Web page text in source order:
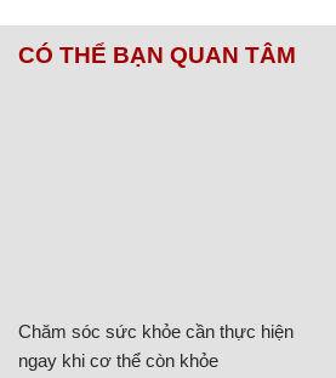
CÓ THỂ BẠN QUAN TÂM
Chăm sóc sức khỏe cần thực hiện
ngay khi cơ thể còn khỏe